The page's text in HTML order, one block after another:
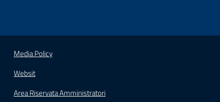
Media Policy
Websit
Area Riservata Amministratori